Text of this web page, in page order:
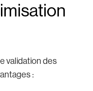
validation des
: